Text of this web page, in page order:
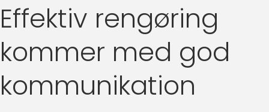
Effektiv rengøring
kommer med god
kommunikation